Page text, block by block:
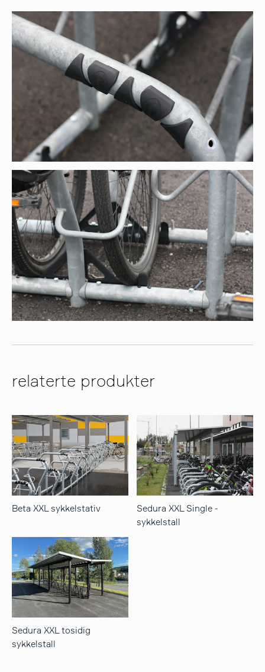
relaterte produkter
Beta XXL sykkelstativ
Sedura XXL Single -
sykkelstall
Sedura XXL tosidig
sykkelstall